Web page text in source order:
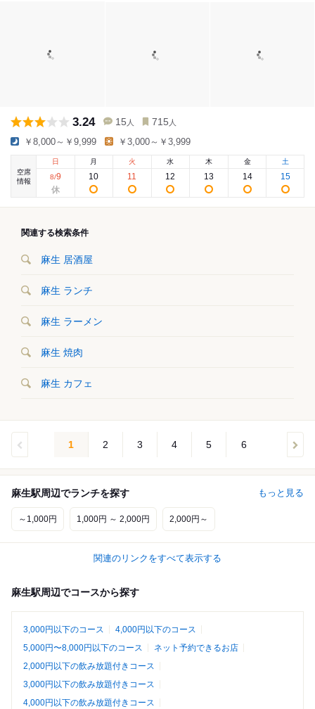
3.24 15 人 715 人
￥8,000～￥9,999 ￥3,000～￥3,999
空席
情報
日
8/9
月
10
火
11
水
12
木
13
金
14
土
15
関連する検索条件
麻生 居酒屋
麻生 ランチ
麻生 ラーメン
麻生 焼肉
麻生 カフェ
1 2 3 4 5 6
麻生駅周辺でランチを探す もっと見る
～1,000円 1,000円 ～ 2,000円 2,000円～
関連のリンクをすべて表示する
麻生駅周辺でコースから探す
3,000円以下のコース
4,000円以下のコース
5,000円〜8,000円以下のコース
ネット予約できるお店
2,000円以下の飲み放題付きコース
3,000円以下の飲み放題付きコース
4,000円以下の飲み放題付きコース